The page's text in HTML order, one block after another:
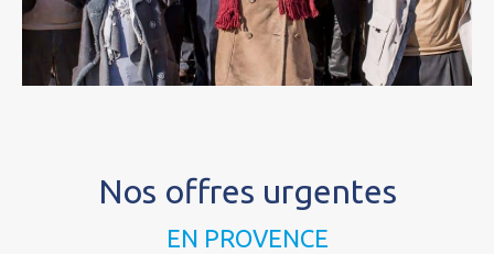
Nos offres urgentes
EN PROVENCE